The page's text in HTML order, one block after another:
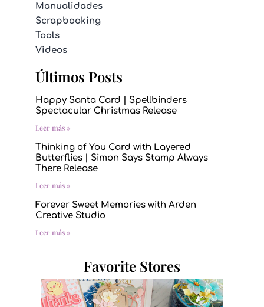
Manualidades
Scrapbooking
Tools
Videos
Últimos Posts
Happy Santa Card | Spellbinders
Spectacular Christmas Release
Leer más »
Thinking of You Card with Layered
Butterflies | Simon Says Stamp Always
There Release
Leer más »
Forever Sweet Memories with Arden
Creative Studio
Leer más »
Favorite Stores